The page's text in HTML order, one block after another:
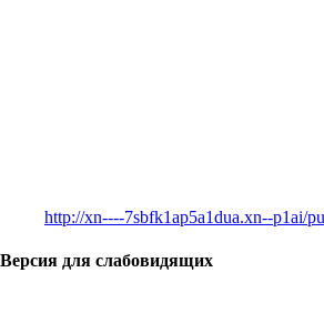
http://xn----7sbfk1ap5a1dua.xn--p1ai/
Версия для слабовидящих